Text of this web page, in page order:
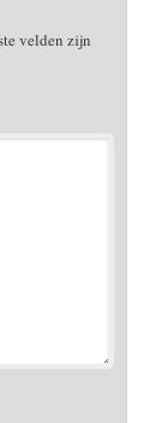
velden zijn